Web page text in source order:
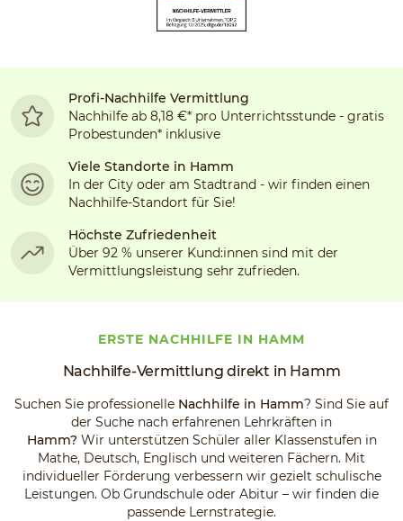
Profi-Nachhilfe Vermittlung
Nachhilfe ab 8,18 €* pro Unterrichtsstunde - gratis
Probestunden* inklusive
Viele Standorte in Hamm
In der City oder am Stadtrand - wir finden einen
Nachhilfe-Standort für Sie!
Höchste Zufriedenheit
Über 92 % unserer Kund:innen sind mit der
Vermittlungsleistung sehr zufrieden.
ERSTE NACHHILFE IN HAMM
Nachhilfe-Vermittlung direkt in Hamm
Suchen Sie professionelle Nachhilfe in Hamm? Sind Sie auf
der Suche nach erfahrenen Lehrkräften in
Hamm? Wir unterstützen Schüler aller Klassenstufen in
Mathe, Deutsch, Englisch und weiteren Fächern. Mit
individueller Förderung verbessern wir gezielt schulische
Leistungen. Ob Grundschule oder Abitur – wir finden die
passende Lernstrategie.